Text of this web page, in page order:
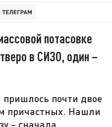
потасовке
в СИЗО, один –
почти двое
причастных. Нашли
– сначала